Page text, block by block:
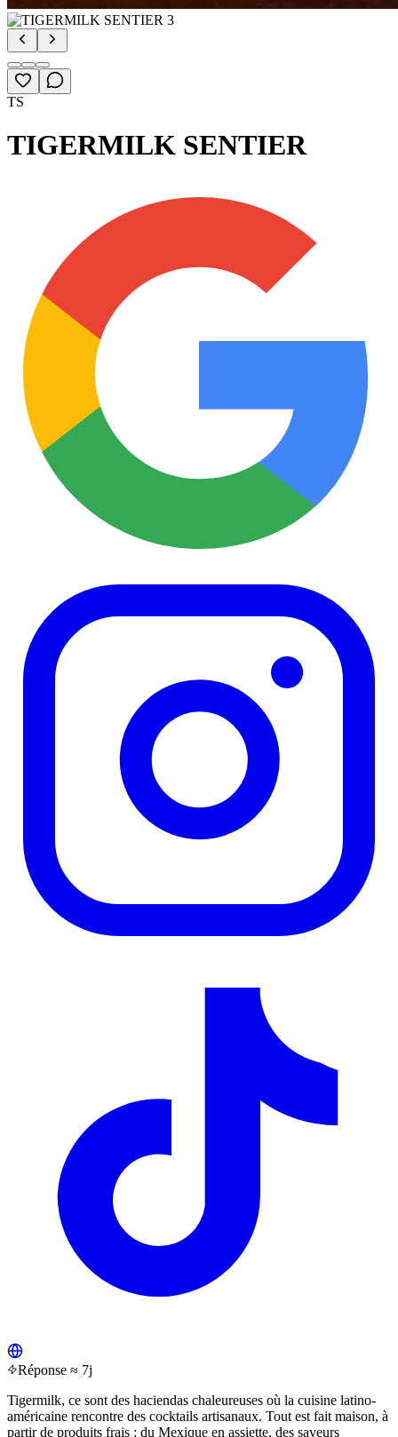
TS
TIGERMILK SENTIER
Réponse ≈ 7j
Tigermilk, ce sont des haciendas chaleureuses où la cuisine latino-
américaine rencontre des cocktails artisanaux. Tout est fait maison, à
partir de produits frais : du Mexique en assiette, des saveurs